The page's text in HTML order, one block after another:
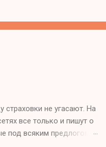
страховки не угасают. На
все только и пишут о
под всяким предлогом